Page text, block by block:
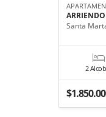
Santa
2